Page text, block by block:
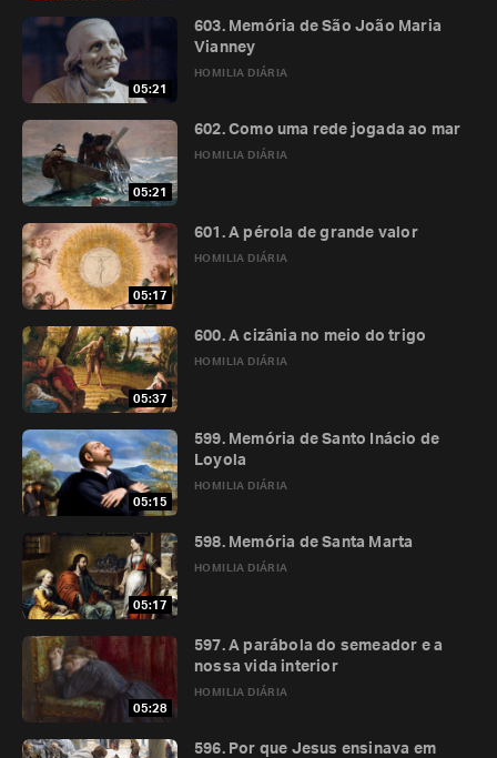
05:21
HOMILIA DIÁRIA
603. Memória de São João Maria
Vianney
05:21
HOMILIA DIÁRIA
602. Como uma rede jogada ao mar
05:17
HOMILIA DIÁRIA
601. A pérola de grande valor
05:37
HOMILIA DIÁRIA
600. A cizânia no meio do trigo
05:15
HOMILIA DIÁRIA
599. Memória de Santo Inácio de
Loyola
05:17
HOMILIA DIÁRIA
598. Memória de Santa Marta
05:28
HOMILIA DIÁRIA
597. A parábola do semeador e a
nossa vida interior
596. Por que Jesus ensinava em